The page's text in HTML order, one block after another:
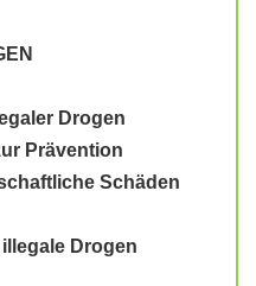
Drogen
Prävention
Schäden
Drogen